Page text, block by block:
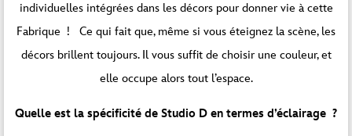
individuelles intégrées dans les décors pour donner vie à cette
Fabrique ! Ce qui fait que, même si vous éteignez la scène, les
décors brillent toujours. Il vous suffit de choisir une couleur, et
elle occupe alors tout l’espace.
Quelle est la spécificité de Studio D en termes d’éclairage ?